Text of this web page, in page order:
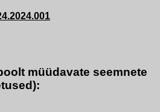
müüdavate seemnete